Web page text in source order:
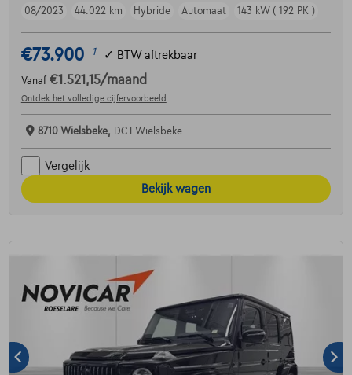
08/2023
44.022 km Hybride Automaat 143 kW ( 192 PK )
€73.900 1 ✓ BTW aftrekbaar
Vanaf €1.521,15/maand
Ontdek het volledige cijfervoorbeeld
8710 Wielsbeke, DCT Wielsbeke
Vergelijk
Bekijk wagen